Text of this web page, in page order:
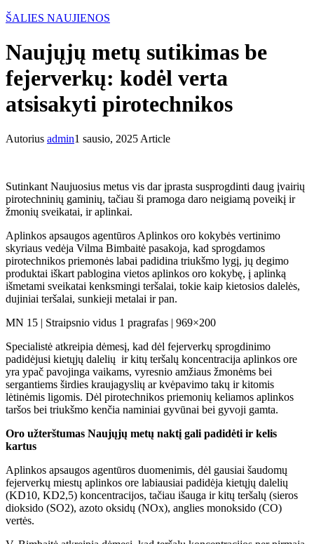
ŠALIES NAUJIENOS
Naujųjų metų sutikimas be
fejerverkų: kodėl verta
atsisakyti pirotechnikos
Autorius admin1 sausio, 2025 Article
Sutinkant Naujuosius metus vis dar įprasta susprogdinti daug įvairių
pirotechninių gaminių, tačiau ši pramoga daro neigiamą poveikį ir
žmonių sveikatai, ir aplinkai.
Aplinkos apsaugos agentūros Aplinkos oro kokybės vertinimo
skyriaus vedėja Vilma Bimbaitė pasakoja, kad sprogdamos
pirotechnikos priemonės labai padidina triukšmo lygį, jų degimo
produktai iškart pablogina vietos aplinkos oro kokybę, į aplinką
išmetami sveikatai kenksmingi teršalai, tokie kaip kietosios dalelės,
dujiniai teršalai, sunkieji metalai ir pan.
MN 15 | Straipsnio vidus 1 pragrafas | 969×200
Specialistė atkreipia dėmesį, kad dėl fejerverkų sprogdinimo
padidėjusi kietųjų dalelių ir kitų teršalų koncentracija aplinkos ore
yra ypač pavojinga vaikams, vyresnio amžiaus žmonėms bei
sergantiems širdies kraujagyslių ar kvėpavimo takų ir kitomis
lėtinėmis ligomis. Dėl pirotechnikos priemonių keliamos aplinkos
taršos bei triukšmo kenčia naminiai gyvūnai bei gyvoji gamta.
Oro užterštumas Naujųjų metų naktį gali padidėti ir kelis
kartus
Aplinkos apsaugos agentūros duomenimis, dėl gausiai šaudomų
fejerverkų miestų aplinkos ore labiausiai padidėja kietųjų dalelių
(KD10, KD2,5) koncentracijos, tačiau išauga ir kitų teršalų (sieros
dioksido (SO2), azoto oksidų (NOx), anglies monoksido (CO)
vertės.